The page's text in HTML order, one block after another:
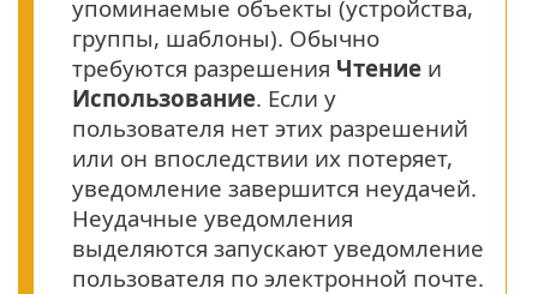
упоминаемые объекты (устройства,
группы, шаблоны). Обычно
требуются разрешения Чтение и
Использование. Если у
пользователя нет этих разрешений
или он впоследствии их потеряет,
уведомление завершится неудачей.
Неудачные уведомления
выделяются запускают уведомление
пользователя по электронной почте.